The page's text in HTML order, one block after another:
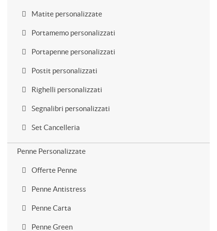
Matite personalizzate
Portamemo personalizzati
Portapenne personalizzati
Postit personalizzati
Righelli personalizzati
Segnalibri personalizzati
Set Cancelleria
Penne Personalizzate
Offerte Penne
Penne Antistress
Penne Carta
Penne Green